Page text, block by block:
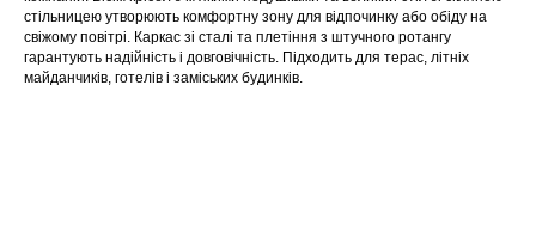
стільницею утворюють комфортну зону для відпочинку або обіду на
свіжому повітрі. Каркас зі сталі та плетіння з штучного ротангу
гарантують надійність і довговічність. Підходить для терас, літніх
майданчиків, готелів і заміських будинків.